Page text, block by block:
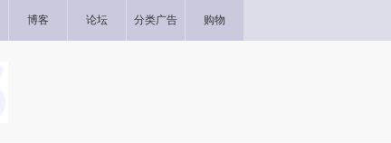
博客 论坛 分类广告 购物